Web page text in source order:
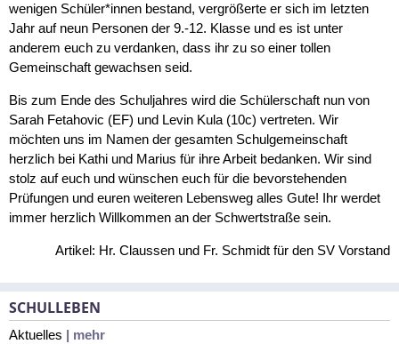
wenigen Schüler*innen bestand, vergrößerte er sich im letzten
Jahr auf neun Personen der 9.-12. Klasse und es ist unter
anderem euch zu verdanken, dass ihr zu so einer tollen
Gemeinschaft gewachsen seid.
Bis zum Ende des Schuljahres wird die Schülerschaft nun von
Sarah Fetahovic (EF) und Levin Kula (10c) vertreten. Wir
möchten uns im Namen der gesamten Schulgemeinschaft
herzlich bei Kathi und Marius für ihre Arbeit bedanken. Wir sind
stolz auf euch und wünschen euch für die bevorstehenden
Prüfungen und euren weiteren Lebensweg alles Gute! Ihr werdet
immer herzlich Willkommen an der Schwertstraße sein.
Artikel: Hr. Claussen und Fr. Schmidt für den SV Vorstand
SCHULLEBEN
Aktuelles | mehr